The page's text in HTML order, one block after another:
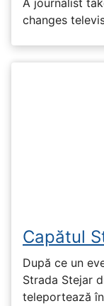
A journalist
changes
Capătul
După ce un
Strada Stejar
teleportează